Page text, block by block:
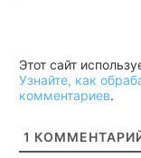
Этот сайт
Узнайте, как
комментариев.
1